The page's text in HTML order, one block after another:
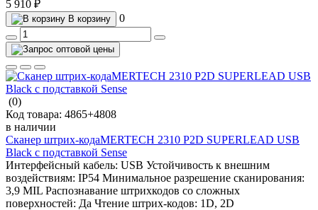
5 910 ₽
В корзину 0
(0)
Код товара: 4865+4808
в наличии
Сканер штрих-кодаMERTECH 2310 P2D SUPERLEAD USB
Black с подставкой Sense
Интерфейсный кабель: USB Устойчивость к внешним
воздействиям: IP54 Минимальное разрешение сканирования:
3,9 MIL Распознавание штрихкодов со сложных
поверхностей: Да Чтение штрих-кодов: 1D, 2D